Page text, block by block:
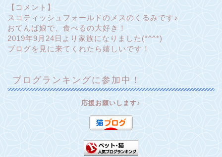
【コメント】
スコティッシュフォールドのメスのくるみです♪
おてんば娘で、食べるの大好き！
2019年9月24日より家族になりました(*^^*)
ブログを見に来てくれたら嬉しいです！
ブログランキングに参加中！
応援お願いします♪